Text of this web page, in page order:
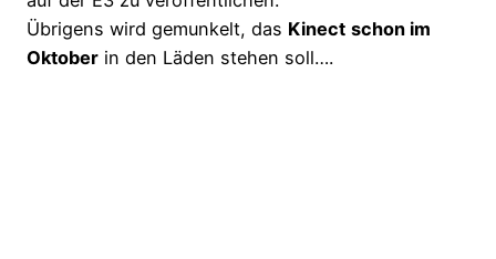
Übrigens wird gemunkelt, das Kinect schon im
Oktober in den Läden stehen soll….